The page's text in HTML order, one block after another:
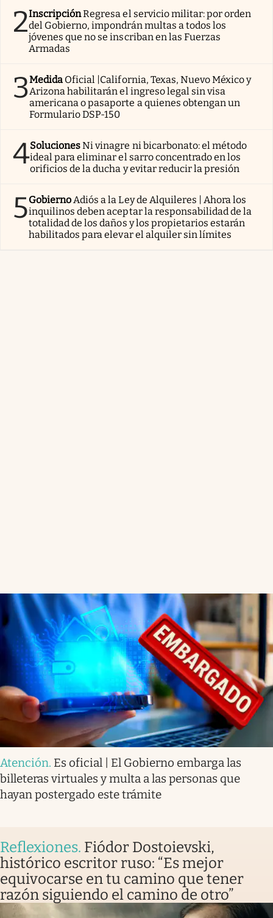
2InscripciónRegresa el servicio militar: por orden
del Gobierno, impondrán multas a todos los
jóvenes que no se inscriban en las Fuerzas
Armadas
3Medida Oficial |California, Texas, Nuevo México y
Arizona habilitarán el ingreso legal sin visa
americana o pasaporte a quienes obtengan un
Formulario DSP-150
4SolucionesNi vinagre ni bicarbonato: el método
ideal para eliminar el sarro concentrado en los
orificios de la ducha y evitar reducir la presión
5GobiernoAdiós a la Ley de Alquileres | Ahora los
inquilinos deben aceptar la responsabilidad de la
totalidad de los daños y los propietarios estarán
habilitados para elevar el alquiler sin límites
Atención. Es oficial | El Gobierno embarga las
billeteras virtuales y multa a las personas que
hayan postergado este trámite
Reflexiones. Fiódor Dostoievski,
histórico escritor ruso: “Es mejor
equivocarse en tu camino que tener
razón siguiendo el camino de otro”